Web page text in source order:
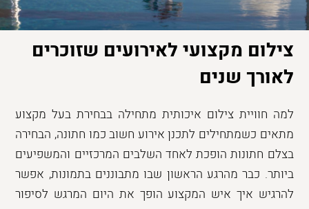
צילום מקצועי לאירועים שזוכרים
לאורך שנים
למה חוויית צילום איכותית מתחילה בבחירת בעל מקצוע
מתאים כשמתחילים לתכנן אירוע חשוב כמו חתונה, הבחירה
בצלם חתונות הופכת לאחד השלבים המרכזיים והמשפיעים
ביותר. כבר מהרגע הראשון שבו מתבוננים בתמונות, אפשר
להרגיש איך איש המקצוע הופך את היום המרגש לסיפור